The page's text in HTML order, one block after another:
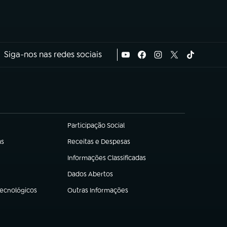
Siga-nos nas redes sociais
Participação Social
(abre em nova aba)
Receitas e Despesas
(abre em nova aba)
Informações Classificadas
(abre em nova aba)
Dados Abertos
(abre em nova aba)
Outras Informações
(abre em nova aba)